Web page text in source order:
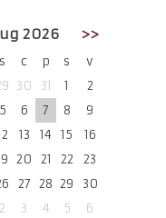
2026 >>
s c p s
v
30 31 1
2
5 6 7 8
9
13 14 15
16
20 21 22
23
27 28 29
30
2 3 4 5 6